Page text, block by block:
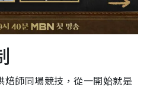
焙師同場競技，從一開始就是